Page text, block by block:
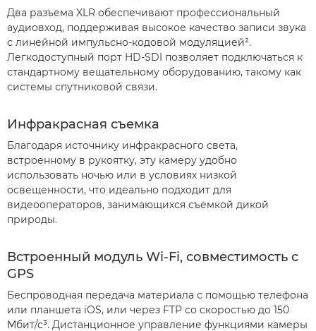
Два разъема XLR обеспечивают профессиональный
аудиовход, поддерживая высокое качество записи звука
с линейной импульсно-кодовой модуляцией².
Легкодоступный порт HD-SDI позволяет подключаться к
стандартному вещательному оборудованию, такому как
системы спутниковой связи.
Инфракрасная съемка
Благодаря источнику инфракрасного света,
встроенному в рукоятку, эту камеру удобно
использовать ночью или в условиях низкой
освещенности, что идеально подходит для
видеооператоров, занимающихся съемкой дикой
природы.
Встроенный модуль Wi-Fi, совместимость с
GPS
Беспроводная передача материала с помощью телефона
или планшета iOS, или через FTP со скоростью до 150
Мбит/с³. Дистанционное управление функциями камеры